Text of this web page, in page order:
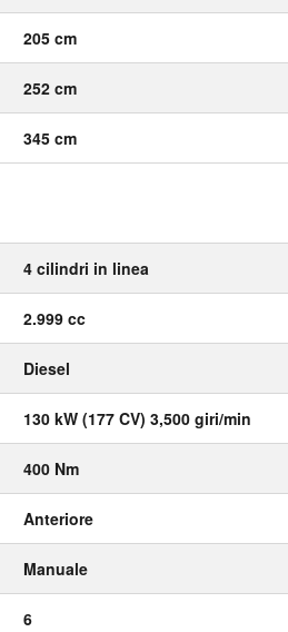
205 cm
252 cm
345 cm
4 cilindri in linea
2.999 cc
Diesel
130 kW (177 CV) 3,500 giri/min
400 Nm
Anteriore
Manuale
6